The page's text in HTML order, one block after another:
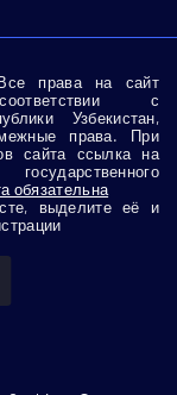
права на сайт
с
Узбекистан,
права. При
сайта ссылка на
обязательна
выделите её и